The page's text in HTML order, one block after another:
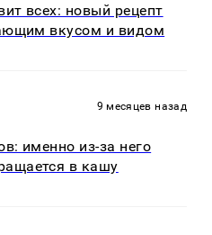
всех: новый рецепт
вкусом и видом
9 месяцев назад
именно из-за него
в кашу